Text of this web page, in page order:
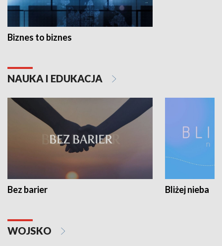
Biznes to biznes
NAUKA I EDUKACJA
Bez barier Bliżej nieba
WOJSKO